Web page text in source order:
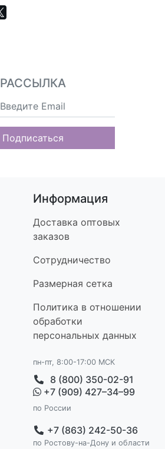
РАССЫЛКА
Подписаться
Информация
Доставка оптовых
заказов
Сотрудничество
Размерная сетка
Политика в отношении
обработки
персональных данных
пн-пт, 8:00-17:00 МСК
8 (800) 350-02-91
+7 (909) 427–34–99
по России
+7 (863) 242-50-36
по Ростову-на-Дону и области